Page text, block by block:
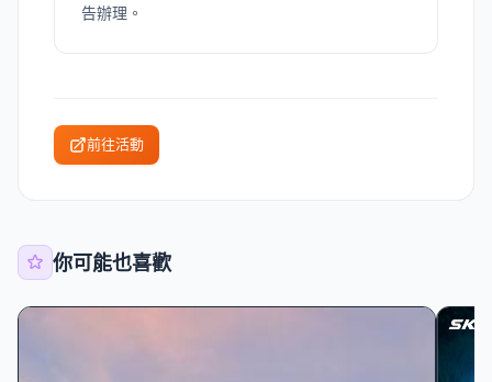
告辦理。
前往活動
你可能也喜歡